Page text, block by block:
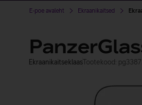
E-poe avaleht Ekraanikaitsed
EkraanikaitseklaasTootekood: